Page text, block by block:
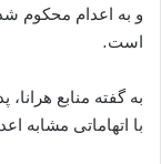
و به اعدام محکوم
است.
با اتهاماتی مشابه